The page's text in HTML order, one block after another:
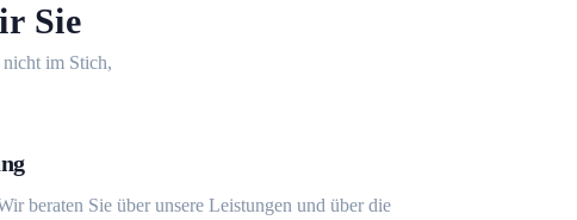
Sie
nicht im Stich,
beraten Sie über unsere Leistungen und über die